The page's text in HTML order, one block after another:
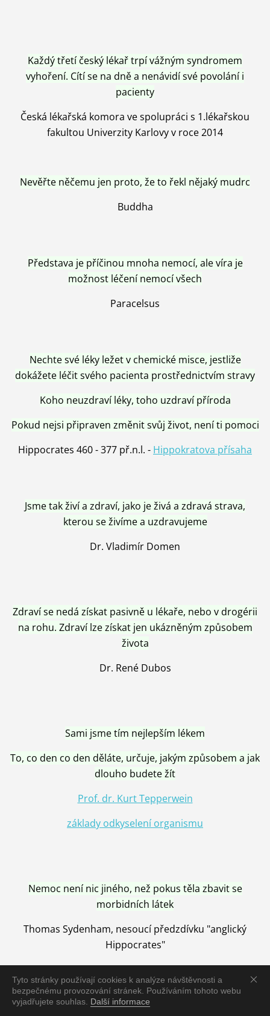
Tyto stránky používají cookies k analýze návštěvnosti a
bezpečnému provozování stránek. Používáním tohoto webu
vyjadřujete souhlas. Další informace
Každý třetí český lékař trpí vážným syndromem
vyhoření. Cítí se na dně a nenávidí své povolání i
pacienty
Česká lékařská komora ve spolupráci s 1.lékařskou
fakultou Univerzity Karlovy v roce 2014
Nevěřte něčemu jen proto, že to řekl nějaký mudrc
Buddha
Představa je příčinou mnoha nemocí, ale víra je
možnost léčení nemocí všech
Paracelsus
Nechte své léky ležet v chemické misce, jestliže
dokážete léčit svého pacienta prostřednictvím stravy
Koho neuzdraví léky, toho uzdraví příroda
Pokud nejsi připraven změnit svůj život, není ti pomoci
Hippocrates 460 - 377 př.n.l. - Hippokratova přísaha
Jsme tak živí a zdraví, jako je živá a zdravá strava,
kterou se živíme a uzdravujeme
Dr. Vladimír Domen
Zdraví se nedá získat pasivně u lékaře, nebo v drogérii
na rohu. Zdraví lze získat jen ukázněným způsobem
života
Dr. René Dubos
Sami jsme tím nejlepším lékem
To, co den co den děláte, určuje, jakým způsobem a jak
dlouho budete žít
Prof. dr. Kurt Tepperwein
základy odkyselení organismu
Nemoc není nic jiného, než pokus těla zbavit se
morbidních látek
Thomas Sydenham, nesoucí předzdívku "anglický
Hippocrates"
Nemoc je vyléčena jen pomocí Přírody, neutralizací a